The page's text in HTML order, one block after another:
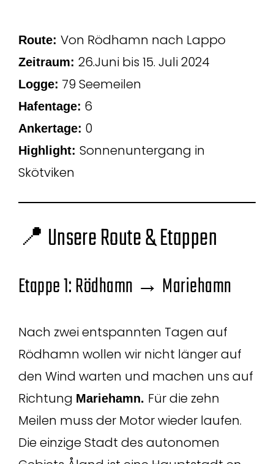
Route: Von Rödhamn nach Lappo
Zeitraum: 26.Juni bis 15. Juli 2024
Logge: 79 Seemeilen
Hafentage: 6
Ankertage: 0
Highlight: Sonnenuntergang in
Skötviken
📍 Unsere Route & Etappen
Etappe 1: Rödhamn → Mariehamn
Nach zwei entspannten Tagen auf
Rödhamn wollen wir nicht länger auf
den Wind warten und machen uns auf
Richtung Mariehamn. Für die zehn
Meilen muss der Motor wieder laufen.
Die einzige Stadt des autonomen